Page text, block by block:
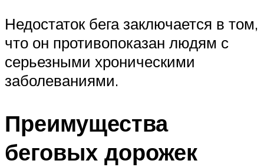
Недостаток бега заключается в том,
что он противопоказан людям с
серьезными хроническими
заболеваниями.
Преимущества
беговых дорожек